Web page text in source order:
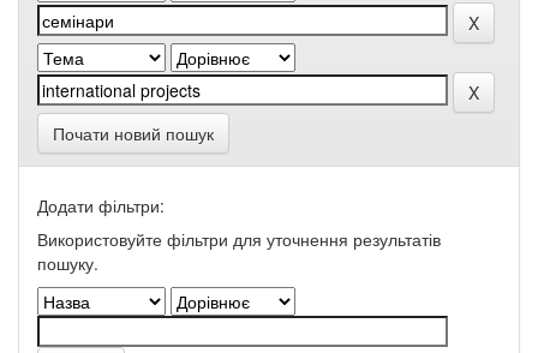
Почати новий пошук
Додати фільтри:
Використовуйте фільтри для уточнення результатів
пошуку.